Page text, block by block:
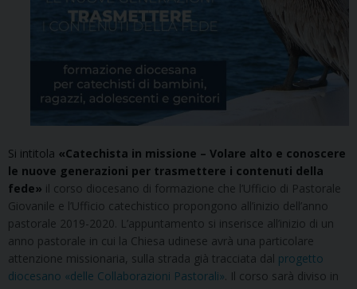
Si intitola «Catechista in missione – Volare alto e conoscere
le nuove generazioni per trasmettere i contenuti della
fede» il corso diocesano di formazione che l’Ufficio di Pastorale
Giovanile e l’Ufficio catechistico propongono all’inizio dell’anno
pastorale 2019-2020. L’appuntamento si inserisce all’inizio di un
anno pastorale in cui la Chiesa udinese avrà una particolare
attenzione missionaria, sulla strada già tracciata dal progetto
diocesano «delle Collaborazioni Pastorali» . Il corso sarà diviso in